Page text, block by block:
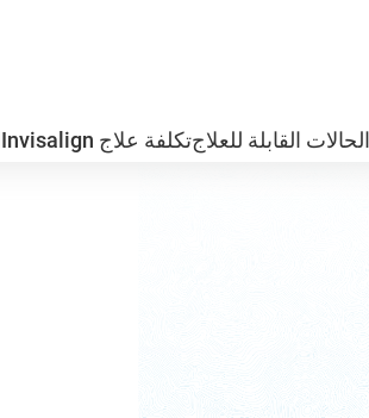
الحالات القابلة للعلاجتكلفة علاج Invisalign